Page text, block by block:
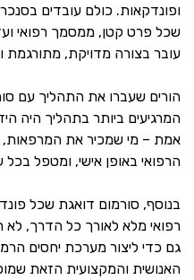
ופונדקאות. כולם עובדים
שכל פרט קטן, ממסמך רפואי
עובר בצורה מדויקת, מתורגמת
הורים שעברו את התהליך עם
המרגיעים ביותר בתהליך היה
אמת – מי שמכיר את המרפאות,
הרפואי באופן אישי, ומטפל בכל
בנוסף, סורמום דואגת שכל
רפואי מלא לאורך כל הדרך,
גם כדי ליצור מערכת יחסים
האנושית והמקצועית הזאת